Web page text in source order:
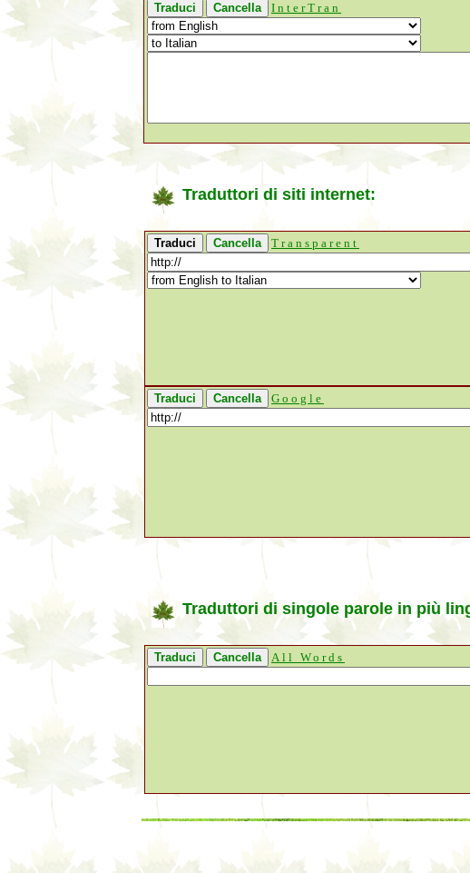
InterTran
Traduttori di siti internet:
Transparent
Google
Traduttori di singole parole in più
All Words